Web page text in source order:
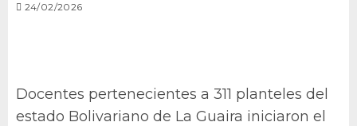
24/02/2026
Docentes pertenecientes a 311 planteles del
estado Bolivariano de La Guaira iniciaron el